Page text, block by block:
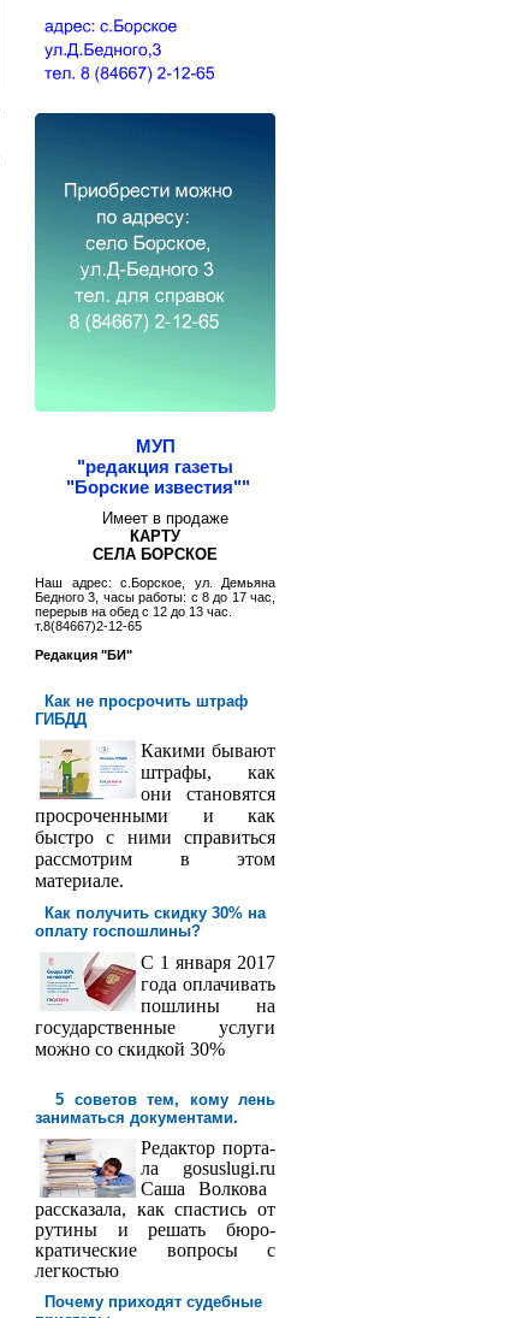
МУП
"редакция газеты
"Борские известия""
Имеет в продаже
КАРТУ
СЕЛА БОРСКОЕ
Наш адрес: с.Борское, ул. Демьяна
Бедного 3, часы работы: с 8 до 17 час,
перерыв на обед с 12 до 13 час.
т.8(84667)2-12-65
Редакция "БИ"
Как не просрочить штраф
ГИБДД
Какими бывают
штрафы, как
они становятся
просроченными и как
быстро с ними справиться
рассмотрим в этом
материале.
Как получить скидку 30% на
оплату госпош­лины?
С 1 января 2017
года оплачивать
пошлины на
государственные услуги
можно со скидкой 30%
5 советов тем, кому лень
заниматься документами.
Редактор порта­
ла gosuslugi.ru
Саша Волкова
рассказала, как спастись от
рутины и решать бюро­
кратические вопросы с
легкостью
Почему приходят судебные